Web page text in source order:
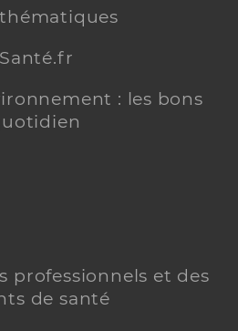
thématiques
: les bons
professionnels et des
de santé